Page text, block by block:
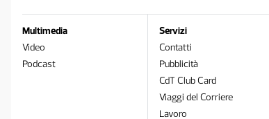
Multimedia
Video
Podcast
Servizi
Contatti
Pubblicità
CdT Club Card
Viaggi del Corriere
Lavoro